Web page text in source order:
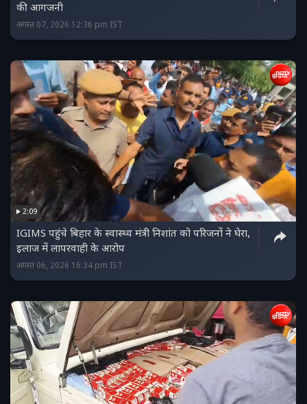
की आगजनी
अगस्त 07, 2026 12:36 pm IST
2:09
IGIMS पहुंचे बिहार के स्वास्थ्य मंत्री निशांत को परिजनों ने घेरा,
इलाज में लापरवाही के आरोप
अगस्त 06, 2026 16:34 pm IST